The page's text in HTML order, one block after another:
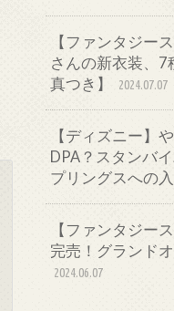
【ファンタジー
さんの新衣装、7
真つき】
2024.07.07
【ディズニー】
DPA？スタンバ
プリングスへの
【ファンタジー
完売！グランド
2024.06.07